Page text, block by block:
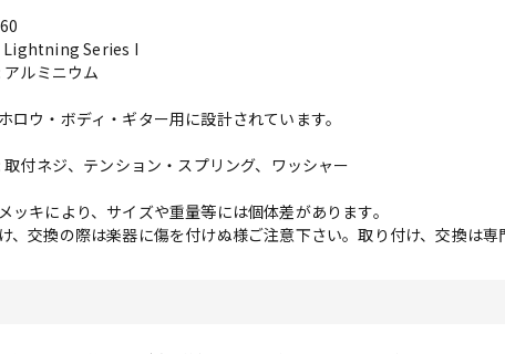
Lightning Series I
ルミニウム
ロウ・ボディ・ギター用に設計されています。
付ネジ、テンション・スプリング、ワッシャー
ッキにより、サイズや重量等には個体差があります。
、交換の際は楽器に傷を付けぬ様ご注意下さい。取り付け、交換は専